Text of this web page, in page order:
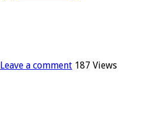
Leave a comment 187 Views